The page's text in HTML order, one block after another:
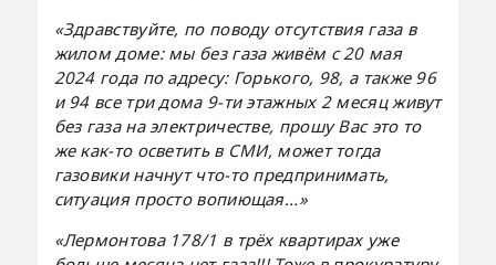
«Здравствуйте, по поводу отсутствия газа в
жилом доме: мы без газа живём с 20 мая
2024 года по адресу: Горького, 98, а также 96
и 94 все три дома 9-ти этажных 2 месяц живут
без газа на электричестве, прошу Вас это то
же как-то осветить в СМИ, может тогда
газовики начнут что-то предпринимать,
ситуация просто вопиющая...»
«Лермонтова 178/1 в трёх квартирах уже